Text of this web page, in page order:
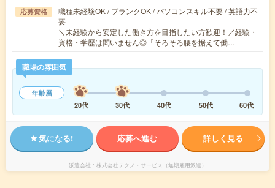
応募資格
職種未経験OK / ブランクOK / パソコンスキル不要 / 英語力不
要
＼未経験から安定した働き方を目指したい方歓迎！／経験・
資格・学歴は問いません◎「そろそろ腰を据えて働…
職場の雰囲気
年齢層
20代
30代 40代 50代 60代
気になる! 応募へ進む 詳しく見る
派遣会社 株式会社テクノ・サービス（無期雇用派遣）